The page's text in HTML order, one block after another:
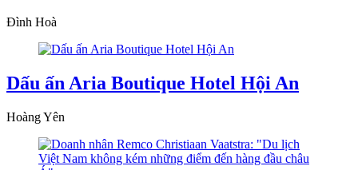
Đình Hoà
Dấu ấn Aria Boutique Hotel Hội An
Hoàng Yên